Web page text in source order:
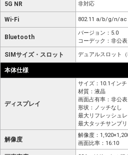
5G NR 非対応
Wi-Fi 802.11 a/b/g/n/ac
Bluetooth
バージョン：5.0
コーデック：非公表
SIMサイズ・スロット デュアルスロット
本体仕様
ディスプレイ
サイズ：10.1インチ
材質：液晶
画面占有率：非公表
形状：ノッチなし
最大リフレッシュ
最大タッチサンプ
解像度
解像度：
画面比率：16:10